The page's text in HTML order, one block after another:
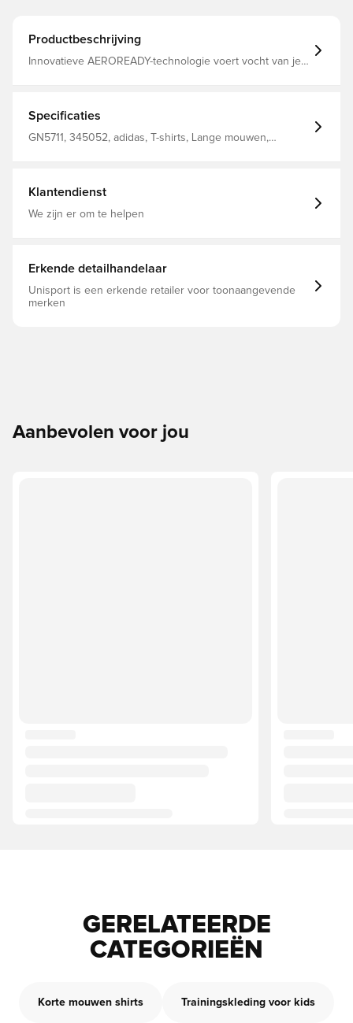
Productbeschrijving
Innovatieve AEROREADY-technologie voert vocht van je
minimaal 40% gerecycleerd materiaal
Compressiepasvorm Gemaakt van 83% gerecycled
polyester en 17% elastaan.
Specificaties
GN5711, 345052, adidas, T-shirts, Lange mouwen,
Klantendienst
We zijn er om te helpen
Erkende detailhandelaar
Unisport is een erkende retailer voor toonaangevende
merken
Aanbevolen voor jou
GERELATEERDE
CATEGORIEËN
Korte mouwen shirts Trainingskleding voor kids